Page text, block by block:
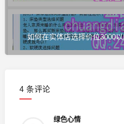
如何在实体店选择价位3000
4 条评论
绿色心情